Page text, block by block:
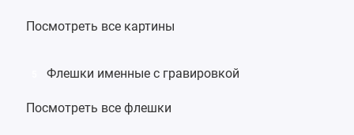
Посмотреть все картины
Флешки именные с гравировкой
Посмотреть все флешки